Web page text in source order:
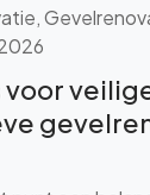
,
voor